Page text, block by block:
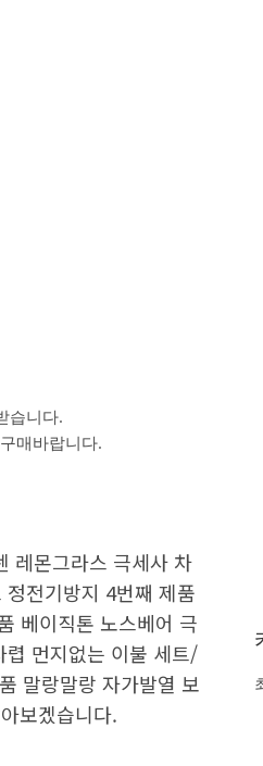
습니다.
매바랍니다.
레몬그라스 극세사 차
전기방지 4번째 제품
베이직톤 노스베어 극
먼지없는 이불 세트/
말랑말랑 자가발열 보
보겠습니다.